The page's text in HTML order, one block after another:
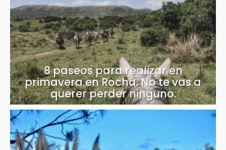
8 paseos para realizar en
primavera en Rocha. No te vas a
querer perder ninguno.